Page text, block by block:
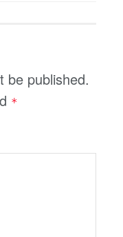
be published.
*